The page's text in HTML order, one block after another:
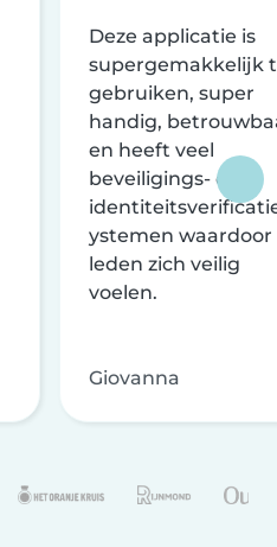
Deze applicatie is
supergemakkelijk
gebruiken, super
handig,
en heeft veel
beveiligings- en
ystemen waardoor
leden zich veilig
voelen.
Giovanna